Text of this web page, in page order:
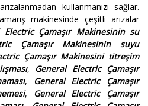
kullanmanızı sağlar.
makinesinde çeşitli arızalar
Electric Çamaşır Makinesinin su
Çamaşır Makinesinin suyu
Çamaşır Makinesini titreşim
, General Electric Çamaşır
, General Electric Çamaşır
, General Electric Çamaşır